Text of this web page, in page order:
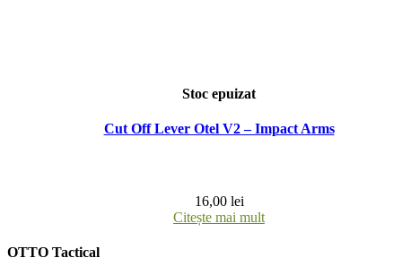
Stoc epuizat
Cut Off Lever Otel V2 – Impact Arms
16,00 lei
Citește mai mult
OTTO Tactical